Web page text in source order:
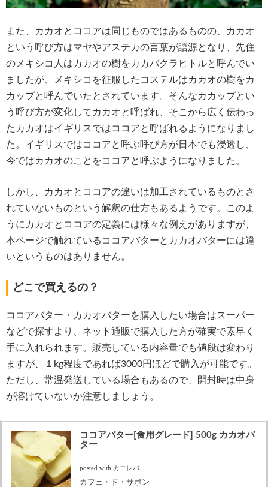
また、カカオとココアは同じものではあるものの、カカオ
という呼び方はマヤやアステカの言葉が語源となり、先住
のメキシコ人はカカオの樹をカカバクラヒトルと呼んでい
ましたが、メキシコを征服したコステルはカカオの樹をカ
カップと呼んでいたとされています。そんなカカップとい
う呼び方が変化してカカオと呼ばれ、そこから広く伝わっ
たカカオはイギリスではココアと呼ばれるようになりまし
た。イギリスではココアと呼ぶ呼び方が日本でも浸透し、
今ではカカオのことをココアと呼ぶようになりました。
しかし、カカオとココアの違いは加工されているものとさ
れていないものという解釈の仕方もあるようです。このよ
うにカカオとココアの定義には様々な例えがありますが、
本ページで触れているココアバターとカカオバターには違
いというものはありません。
どこで買えるの？
ココアバター・カカオバターを購入したい場合はスーパー
などで探すより、ネット通販で購入した方が確実で素早く
手に入れられます。販売している内容量でも値段は変わり
ますが、１kg程度であれば3000円ほどで購入が可能です。
ただし、常温発送している場合もあるので、開封時は中身
が溶けていないか注意しましょう。
ココアバター[食用グレード] 500g カカオバ
ター
posted with カエレバ
カフェ・ド・サボン